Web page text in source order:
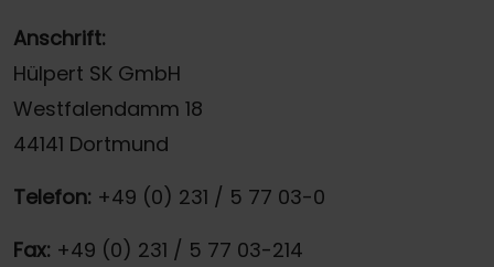
Anschrift:
Hülpert SK GmbH
Westfalendamm 18
44141 Dortmund
Telefon: +49 (0) 231 / 5 77 03-0
Fax: +49 (0) 231 / 5 77 03-214